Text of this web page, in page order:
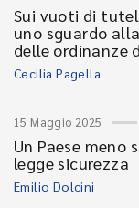
Sui vuoti di
uno sguardo
delle ordinanze
Cecilia Pagella
15 Maggio 2025
Un Paese
legge sicurezza
Emilio Dolcini